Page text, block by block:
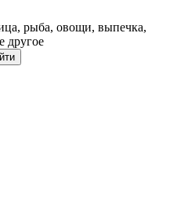
рыба, овощи, выпечка,
другое